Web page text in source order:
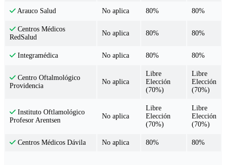
Arauco Salud No aplica 80% 80%
Centros Médicos
RedSalud
No aplica 80% 80%
Integramédica No aplica 80% 80%
Centro Oftalmológico
Providencia
No aplica
Libre
Elección
(70%)
Libre
Elección
(70%)
Instituto Oftlamológico
Profesor Arentsen
No aplica
Libre
Elección
(70%)
Libre
Elección
(70%)
Centros Médicos Dávila No aplica 80% 80%